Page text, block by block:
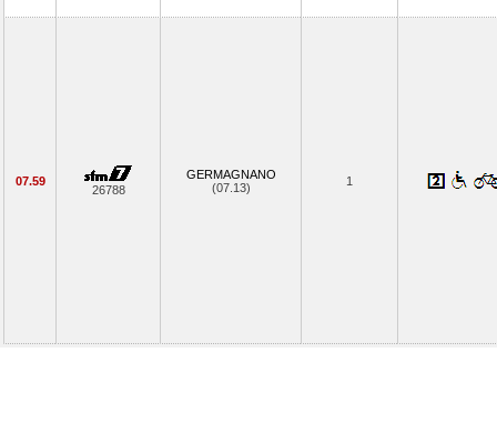
07.59
26788
GERMAGNANO
(07.13)
1